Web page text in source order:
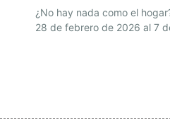
¿No hay nada como el
28 de febrero de 2026 al 7